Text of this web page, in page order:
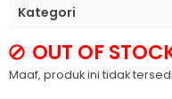
Kategori
OUT OF
Maaf, produk ini tidak